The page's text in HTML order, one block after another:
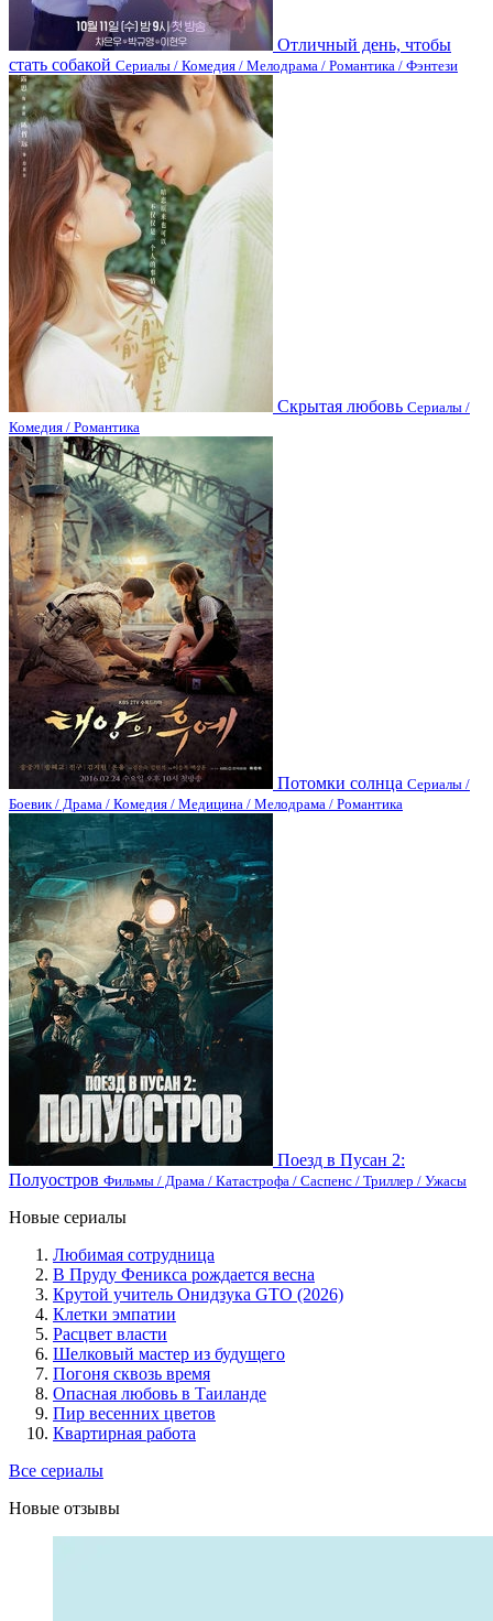
Отличный день, чтобы
стать собакой Сериалы / Комедия / Мелодрама / Романтика / Фэнтези
Скрытая любовь Сериалы /
Комедия / Романтика
Потомки солнца Сериалы /
Боевик / Драма / Комедия / Медицина / Мелодрама / Романтика
Поезд в Пусан 2:
Полуостров Фильмы / Драма / Катастрофа / Саспенс / Триллер / Ужасы
Новые сериалы
Любимая сотрудница
В Пруду Феникса рождается весна
Крутой учитель Онидзука GTO (2026)
Клетки эмпатии
Расцвет власти
Шелковый мастер из будущего
Погоня сквозь время
Опасная любовь в Таиланде
Пир весенних цветов
Квартирная работа
Все сериалы
Новые отзывы